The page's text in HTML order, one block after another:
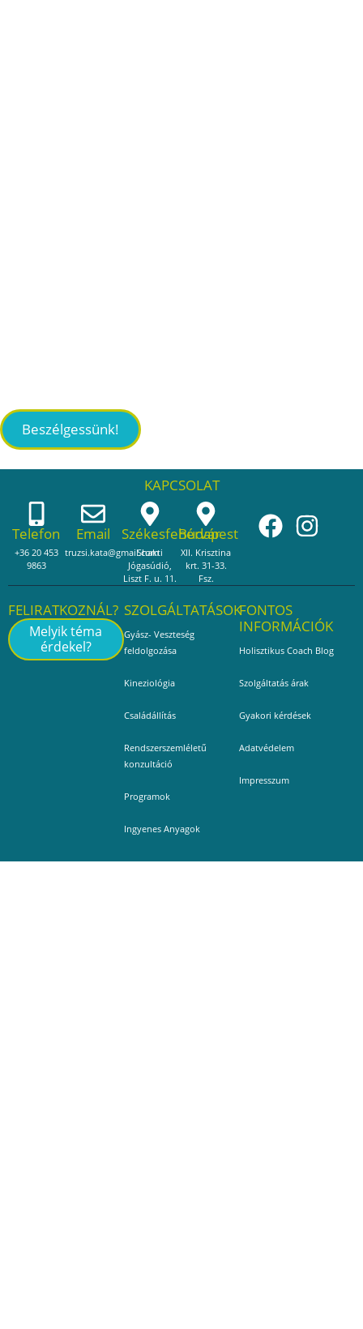
Beszélgessünk!
KAPCSOLAT
Telefon
+36 20 453
9863
Email
truzsi.kata@gmail.com
Székesfehérvár
Shakti
Jógasúdió,
Liszt F. u. 11.
Budapest
XII. Krisztina
krt. 31-33.
Fsz.
SZOLGÁLTATÁSOK
Gyász- Veszteség
feldolgozása
Kineziológia
Családállítás
Rendszerszemléletű
konzultáció
Programok
Ingyenes Anyagok
FELIRATKOZNÁL?
Melyik téma
érdekel?
FONTOS
INFORMÁCIÓK
Holisztikus Coach Blog
Szolgáltatás árak
Gyakori kérdések
Adatvédelem
Impresszum